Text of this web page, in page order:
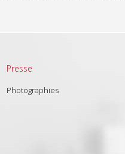
Presse
Photographies